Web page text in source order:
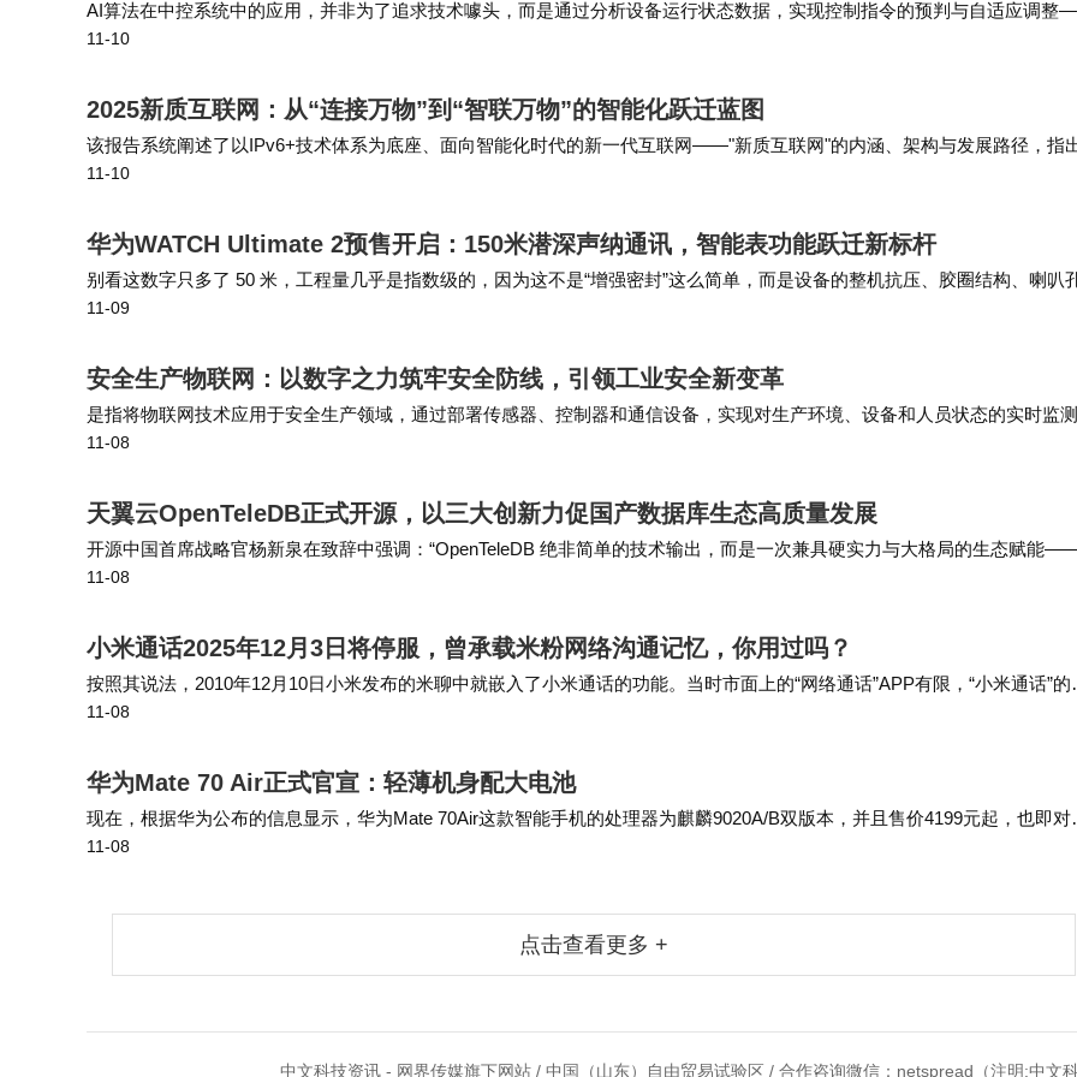
AI算法在中控系统中的应用，并非为了追求技术噱头，而是通过分析设备运行状态数据，实现控制指令的预判与自适应调整
如根据会议室人数自动调节空调温度、根据室外光照强度自动调整室内照明亮度，让控制更智能、更贴合实…
11-10
2025新质互联网：从“连接万物”到“智联万物”的智能化跃迁蓝图
该报告系统阐述了以IPv6+技术体系为底座、面向智能化时代的新一代互联网——"新质互联网"的内涵、架构与发展路径，指
正从"连接万物"向"智联万物"跃迁，致力于构建可靠、高效、安全、智能、绿色的新型网络基础…
11-10
华为WATCH Ultimate 2预售开启：150米潜深声纳通讯，智能表功能跃迁新标杆
别看这数字只多了 50 米，工程量几乎是指数级的，因为这不是“增强密封”这么简单，而是设备的整机抗压、胶圈结构、喇叭
气压调节都要重做。 市面上大部分智能表的“潜水模式”只是计时和深度显示，而华为直接做成…
11-09
安全生产物联网：以数字之力筑牢安全防线，引领工业安全新变革
是指将物联网技术应用于安全生产领域，通过部署传感器、控制器和通信设备，实现对生产环境、设备和人员状态的实时监
数据分析与风险预警，从而提升安全管理水平的技术体系。通过对历史数据和实时数据的分析，应用层可以实…
11-08
天翼云OpenTeleDB正式开源，以三大创新力促国产数据库生态高质量发展
开源中国首席战略官杨新泉在致辞中强调：“OpenTeleDB 绝非简单的技术输出，而是一次兼具硬实力与大格局的生态赋能
带着经过运营商核心业务验证的成熟技术而来，深入到开发者亟待解决的问题中去，直接填补…
11-08
小米通话2025年12月3日将停服，曾承载米粉网络沟通记忆，你用过吗？
按照其说法，2010年12月10日小米发布的米聊中就嵌入了小米通话的功能。当时市面上的“网络通话”APP有限，“小米通话”的
衷也是解决米粉之间移动网络沟通的需求，那个时期不同的互联网公司都非常看好即时通讯…
11-08
华为Mate 70 Air正式官宣：轻薄机身配大电池
现在，根据华为公布的信息显示，华为Mate 70Air这款智能手机的处理器为麒麟9020A/B双版本，并且售价4199元起，也即对
小米、OPPO、vivo、荣耀、三星等厂商的中高端机型。 在核心配置上，此…
11-08
点击查看更多 +
中文科技资讯 - 网界传媒旗下网站 / 中国（山东）自由贸易试验区 / 合作咨询微信：netspread（注明:中文